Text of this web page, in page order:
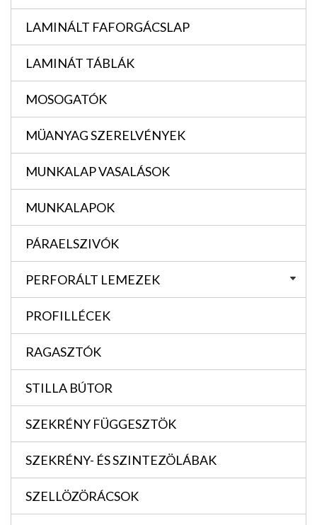
LAMINÁLT FAFORGÁCSLAP
LAMINÁT TÁBLÁK
MOSOGATÓK
MÜANYAG SZERELVÉNYEK
MUNKALAP VASALÁSOK
MUNKALAPOK
PÁRAELSZIVÓK
PERFORÁLT LEMEZEK
PROFILLÉCEK
RAGASZTÓK
STILLA BÚTOR
SZEKRÉNY FÜGGESZTÖK
SZEKRÉNY- ÉS SZINTEZÖLÁBAK
SZELLÖZÖRÁCSOK